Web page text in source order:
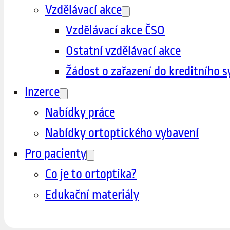
Vzdělávací akce
Vzdělávací akce ČSO
Ostatní vzdělávací akce
Žádost o zařazení do kreditního
Inzerce
Nabídky práce
Nabídky ortoptického vybavení
Pro pacienty
Co je to ortoptika?
Edukační materiály